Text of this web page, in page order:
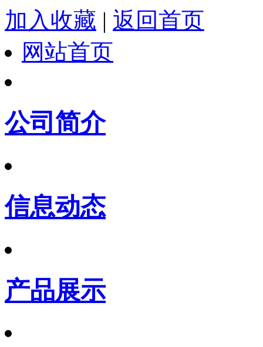
加入收藏 | 返回首页
网站首页
公司简介
信息动态
产品展示